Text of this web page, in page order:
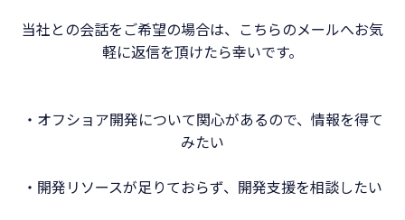
当社との会話をご希望の場合は、こちらのメールへお気
軽に返信を頂けたら幸いです。
・オフショア開発について関心があるので、情報を得て
みたい
・開発リソースが足りておらず、開発支援を相談したい